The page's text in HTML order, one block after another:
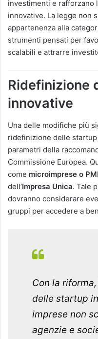
investimenti e rafforzano
innovative. La legge non
appartenenza alla
strumenti pensati per
scalabili e attrarre
Ridefinizione
innovative
Una delle modifiche più
ridefinizione delle
parametri della
Commissione Europea.
come microimprese o PMI
dell’Impresa Unica. Tale
dovranno considerare
gruppi per accedere a
Con la
delle startup
imprese non
agenzie e